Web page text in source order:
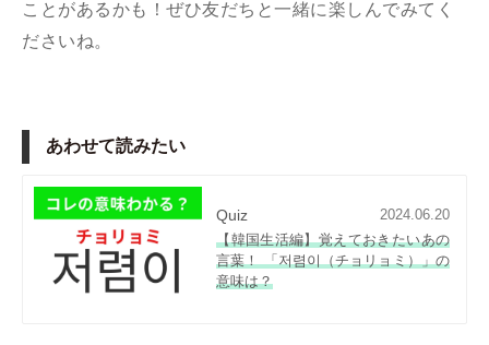
ことがあるかも！ぜひ友だちと一緒に楽しんでみてく
ださいね。
あわせて読みたい
Quiz
2024.06.20
【韓国生活編】覚えておきたいあの
言葉！ 「저렴이（チョリョミ）」の
意味は？